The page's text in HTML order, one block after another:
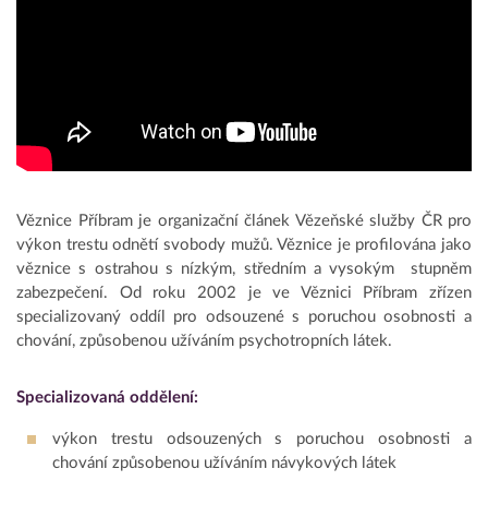
Věznice Příbram je organizační článek Vězeňské služby ČR pro
výkon trestu odnětí svobody mužů. Věznice je profilována jako
věznice s ostrahou s nízkým, středním a vysokým stupněm
zabezpečení. Od roku 2002 je ve Věznici Příbram zřízen
specializovaný oddíl pro odsouzené s poruchou osobnosti a
chování, způsobenou užíváním psychotropních látek.
Specializovaná oddělení:
výkon trestu odsouzených s poruchou osobnosti a
chování způsobenou užíváním návykových látek